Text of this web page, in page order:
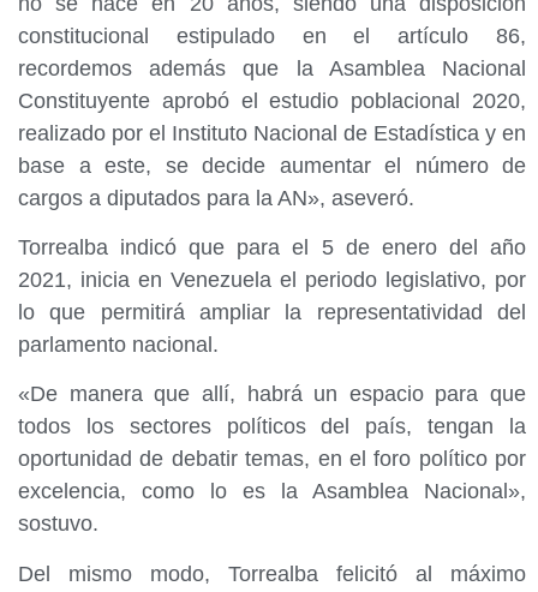
constitucional estipulado en el artículo 86,
recordemos además que la Asamblea Nacional
Constituyente aprobó el estudio poblacional 2020,
realizado por el Instituto Nacional de Estadística y en
base a este, se decide aumentar el número de
cargos a diputados para la AN», aseveró.
Torrealba indicó que para el 5 de enero del año
2021, inicia en Venezuela el periodo legislativo, por
lo que permitirá ampliar la representatividad del
parlamento nacional.
«De manera que allí, habrá un espacio para que
todos los sectores políticos del país, tengan la
oportunidad de debatir temas, en el foro político por
excelencia, como lo es la Asamblea Nacional»,
sostuvo.
Del mismo modo, Torrealba felicitó al máximo